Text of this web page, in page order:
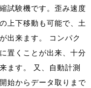
試験機です。歪み速度
上下移動も可能で、土
出来ます。 コンパク
置くことが出来、十分
ます。 又、自動計測
始からデータ取りまで